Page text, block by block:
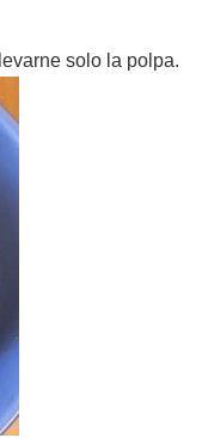
solo la polpa.